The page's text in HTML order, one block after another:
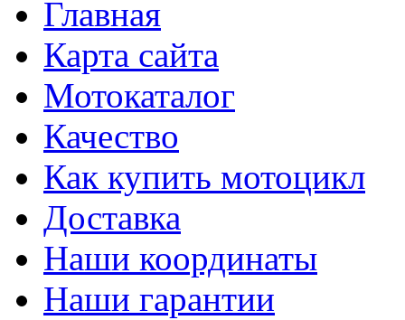
Главная
Карта сайта
Мотокаталог
Качество
Как купить мотоцикл
Доставка
Наши координаты
Наши гарантии